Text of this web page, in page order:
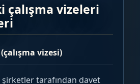
vizeleri
vizesi)
şirketler tarafından davet